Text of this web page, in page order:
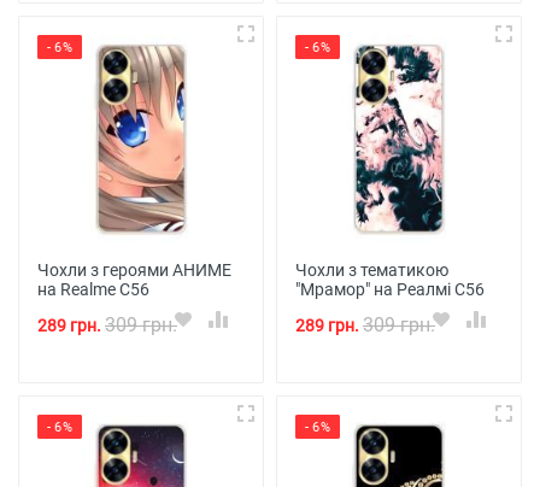
- 6%
Чохли з героями АНИМЕ
на Realme C56
289 грн. 309 грн.
- 6%
Чохли з тематикою
"Мрамор" на Реалмі С56
289 грн. 309 грн.
- 6% - 6%